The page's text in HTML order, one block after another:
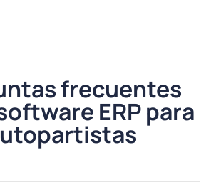
frecuentes
ERP para